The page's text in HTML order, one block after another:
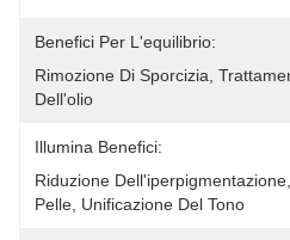
Benefici Per L'equilibrio:
Rimozione Di Sporcizia,
Dell'olio
Illumina Benefici:
Riduzione
Pelle, Unificazione Del Tono